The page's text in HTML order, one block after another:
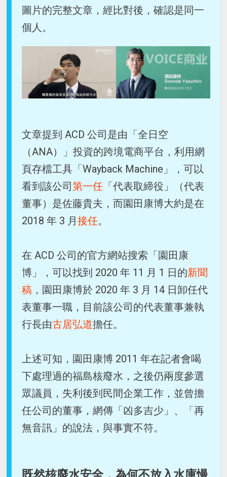
圖片的完整文章，經比對後，確認是同一
個人。
文章提到 ACD 公司是由「全日空
（ANA）」投資的跨境電商平台，利用網
頁存檔工具「Wayback Machine」，可以
看到該公司第一任 「代表取締役」（代表
董事）是佐藤貴夫，而園田康博大約是在
2018 年 3 月接任。
在 ACD 公司的官方網站搜索「園田康
博」，可以找到 2020 年 11 月 1 日的新聞
稿 ，園田康博於 2020 年 3 月 14 日卸任代
表董事一職，目前該公司的代表董事兼執
行長由古居弘道擔任。
上述可知，園田康博 2011 年在記者會喝
下處理過的福島核廢水，之後仍兩度參選
眾議員，失利後到民間企業工作，並曾擔
任公司的董事，網傳「凶多吉少」、「再
無音訊」的說法，與事實不符。